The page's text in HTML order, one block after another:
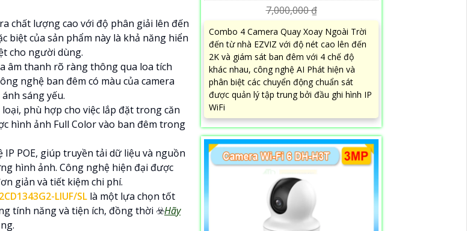
chất lượng cao với độ phân giải lên đến
biệt của sản phẩm này là khả năng hiển
cho người dùng.
âm thanh rõ ràng thông qua loa tích
nghệ ban đêm có màu của camera
sáng yếu.
phù hợp cho việc lắp đặt trong căn
hình ảnh Full Color vào ban đêm trong
POE, giúp truyền tải dữ liệu và nguồn
hình ảnh. Công nghệ hiện đại được
giản và tiết kiệm chi phí.
LIUF/SL là một lựa chọn tốt
tính năng và tiện ích, đồng thời ☣️Hãy
7,000,000 ₫
Combo 4 Camera Quay Xoay Ngoài Trời
đến từ nhà EZVIZ với độ nét cao lên đến
2K và giám sát ban đêm với 4 chế độ
khác nhau, công nghệ AI Phát hiện và
phân biệt các chuyển động chuẩn sát
được quản lý tập trung bởi đầu ghi hình IP
WiFi